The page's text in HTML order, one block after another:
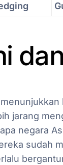
jarang
negara
sudah